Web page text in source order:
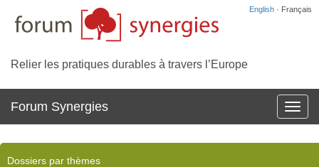
English · Français
Relier les pratiques durables à travers l’Europe
la
Forum Synergies
Dossiers par thèmes